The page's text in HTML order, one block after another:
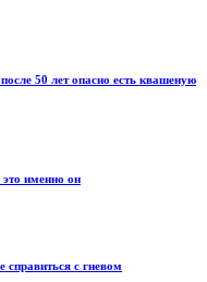
50 лет опасно есть квашеную
это именно он
справиться с гневом